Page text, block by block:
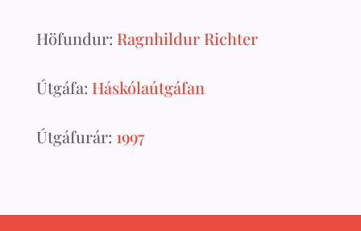
Höfundur: Ragnhildur Richter
Útgáfa: Háskólaútgáfan
Útgáfurár: 1997